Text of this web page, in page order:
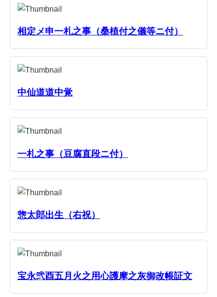
相定メ申一札之事（桑植付之儀等ニ付）
中仙道道中覚
一札之事（豆腐直段ニ付）
惣太郎出生（右祝）
宝永弐酉五月火之用心護摩之灰御改帳証文